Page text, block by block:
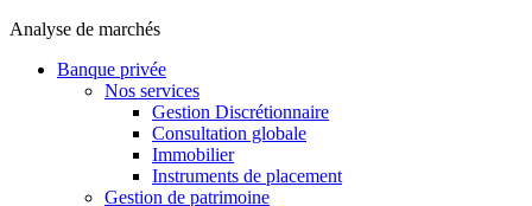
Analyse de marchés
Banque privée
Nos services
Gestion Discrétionnaire
Consultation globale
Immobilier
Instruments de placement
Gestion de patrimoine